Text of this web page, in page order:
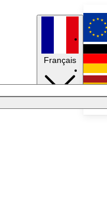
Français